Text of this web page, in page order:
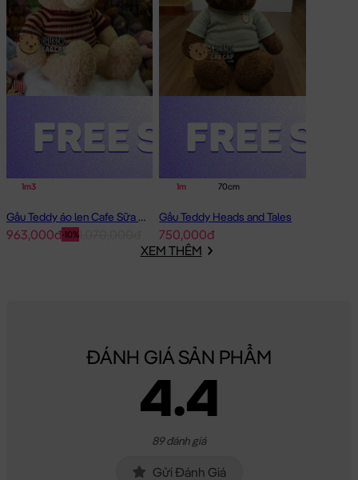
1m3
Gấu Teddy áo len Cafe Sữa - Size: 1m2
-10%
963,000đ
1m 70cm
Gấu Teddy Heads and Tales
750,000đ
XEM THÊM
ĐÁNH GIÁ SẢN PHẨM
4.4
89 đánh giá
Gửi Đánh Giá